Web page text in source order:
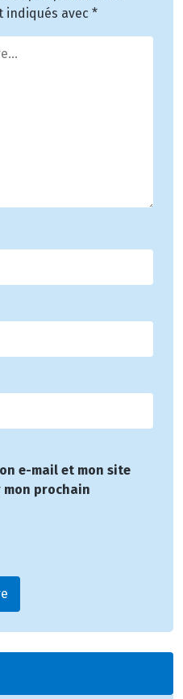
indiqués avec *
e-mail et mon site
prochain